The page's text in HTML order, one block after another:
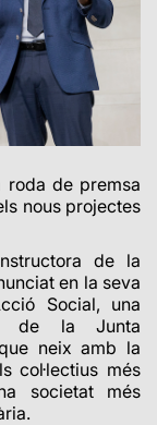
roda de premsa
nous projectes
de la
en la seva
Social, una
de la Junta
neix amb la
col·lectius més
societat més